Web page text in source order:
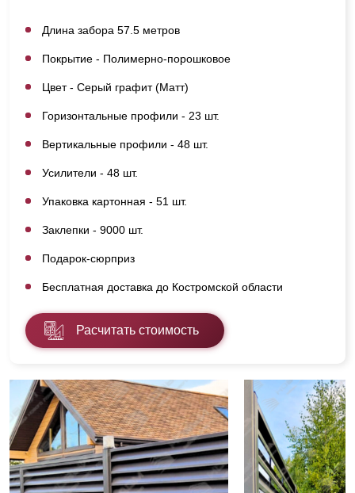
Длина забора 57.5 метров
Покрытие - Полимерно-порошковое
Цвет - Серый графит (Матт)
Горизонтальные профили - 23 шт.
Вертикальные профили - 48 шт.
Усилители - 48 шт.
Упаковка картонная - 51 шт.
Заклепки - 9000 шт.
Подарок-сюрприз
Бесплатная доставка до Костромской области
Расчитать стоимость